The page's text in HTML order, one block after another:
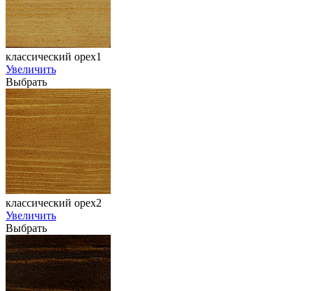
классический орех1
Увеличить
Выбрать
классический орех2
Увеличить
Выбрать